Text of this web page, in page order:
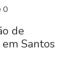
0
de
Santos